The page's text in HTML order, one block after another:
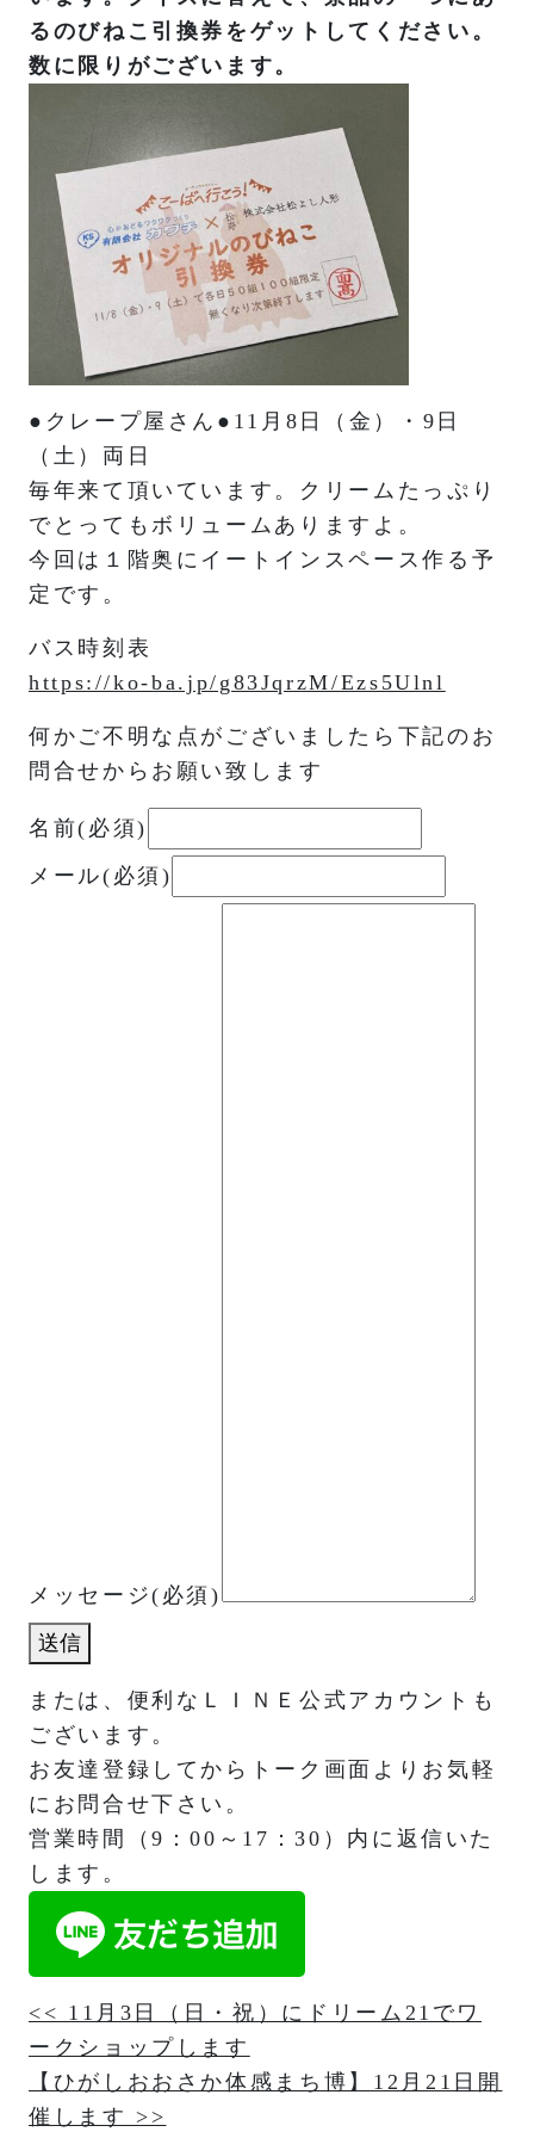
るのびねこ引換券をゲットしてください。
数に限りがございます。
●クレープ屋さん●11月8日（金）・9日
（土）両日
毎年来て頂いています。クリームたっぷり
でとってもボリュームありますよ。
今回は１階奥にイートインスペース作る予
定です。
バス時刻表
https://ko-ba.jp/g83JqrzM/Ezs5Ulnl
何かご不明な点がございましたら下記のお
問合せからお願い致します
名前(必須)
メール(必須)
メッセージ(必須)
送信
または、便利なＬＩＮＥ公式アカウントも
ございます。
お友達登録してからトーク画面よりお気軽
にお問合せ下さい。
営業時間（9：00～17：30）内に返信いた
します。
投
稿
ナ
<< 11月3日（日・祝）にドリーム21でワ
ークショップします
【ひがしおおさか体感まち博】12月21日開
催します >>